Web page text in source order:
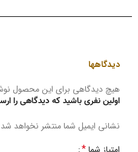
دیدگاهها
هیچ دیدگاهی برای این محصول
اولین نفری باشید که دیدگاهی را
نشانی ایمیل شما منتشر نخواهد